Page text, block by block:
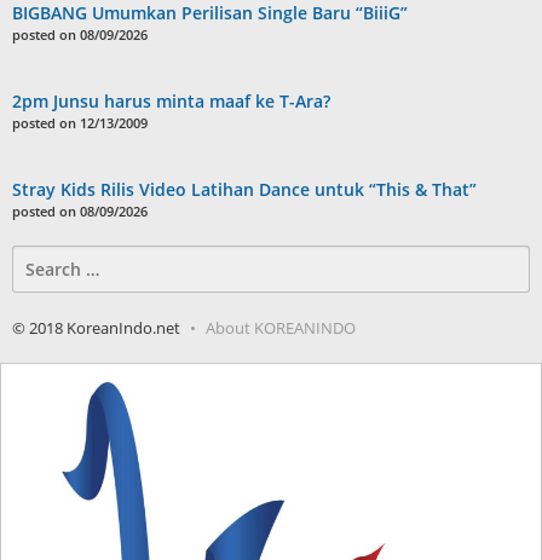
BIGBANG Umumkan Perilisan Single Baru “BiiiG”
posted on 08/09/2026
2pm Junsu harus minta maaf ke T-Ara?
posted on 12/13/2009
Stray Kids Rilis Video Latihan Dance untuk “This & That”
posted on 08/09/2026
for:
© 2018 KoreanIndo.net About KOREANINDO